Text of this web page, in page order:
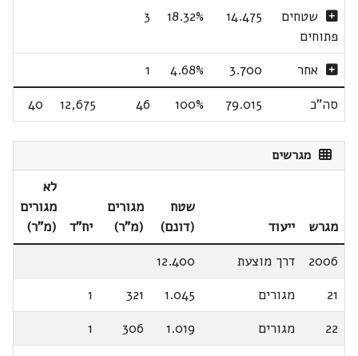
שטחים
פתוחים
14.475
18.32%
3
אחר 3.700
4.68%
1
סה"כ
79.015
100%
46
12,675
40
מגרשים
מגרש ייעוד
שטח
(דונם)
מגורים
(מ"ר)
יח"ד
לא
מגורים
(מ"ר)
2006
דרך מוצעת
12.400
21
מגורים 1.045
321
1
22
מגורים 1.019
306
1